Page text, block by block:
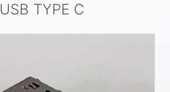
USB TYPE C